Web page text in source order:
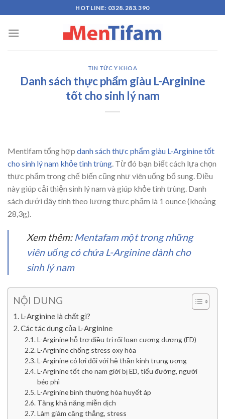
to
content
HOTLINE: 0328.283.390
TIN TỨC Y KHOA
Danh sách thực phẩm giàu L-Arginine
tốt cho sinh lý nam
Mentifam tổng hợp danh sách thực phẩm giàu L-Arginine tốt
cho sinh lý nam khỏe tinh trùng . Từ đó bạn biết cách lựa chọn
thực phẩm trong chế biến cũng như viên uống bổ sung. Điều
này giúp cải thiện sinh lý nam và giúp khỏe tinh trùng. Danh
sách dưới đây tính theo lượng thực phẩm là 1 ounce (khoảng
28,3g).
Xem thêm: Mentafam một trong những
viên uống có chứa L-Arginine dành cho
sinh lý nam
NỘI DUNG
L-Arginine là chất gì?
Các tác dụng của L-Arginine
L-Arginine hỗ trợ điều trị rối loạn cương dương (ED)
L-Arginine chống stress oxy hóa
L-Arginine có lợi đối với hệ thần kinh trung ương
L-Arginine tốt cho nam giới bị ED, tiểu đường, người
béo phì
L-Arginine bình thường hóa huyết áp
Tăng khả năng miễn dịch
Làm giảm căng thẳng, stress